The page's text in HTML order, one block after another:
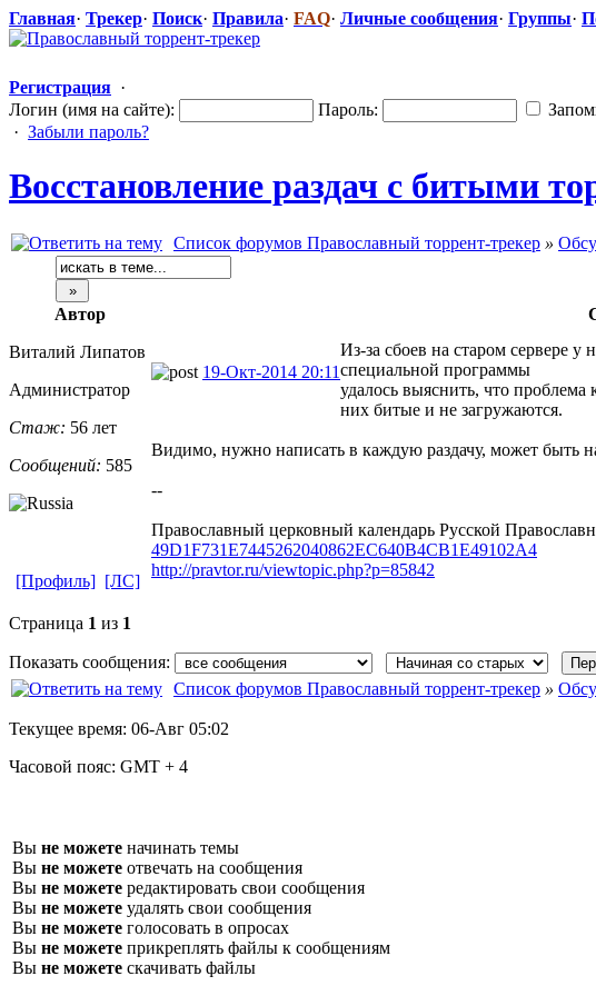
Главная· Трекер· Поиск· Правила· FAQ· Личные сообщения· Группы·
Регистрация ·
Логин (имя на сайте):
Пароль:
· Забыли пароль?
Восстановлен​ие раздач с битыми
Список форумов Православный торрент-трекер »
Автор
Виталий Липатов
Администратор
Стаж: 56 лет
Сообщений: 585
19-Окт-2014 20:11
Из-за сбоев на старом сервере
специальной программы
удалось выяснить, что
них битые и не загружаются.
Видимо, нужно написать в каждую раздачу, может быть
--
Православный церковный календарь Русской
49D1F731E7445262040862EC640B4CB1E49102A4
http://pravtor.ru/viewtopic.php?p=85842
[Профиль] [ЛС]
Страница 1 из 1
Показать сообщения:
Список форумов Православный торрент-трекер »
Текущее время: 06-Авг 05:02
Часовой пояс: GMT + 4
Вы не можете начинать темы
Вы не можете отвечать на сообщения
Вы не можете редактировать свои сообщения
Вы не можете удалять свои сообщения
Вы не можете голосовать в опросах
Вы не можете прикреплять файлы к сообщениям
Вы не можете скачивать файлы